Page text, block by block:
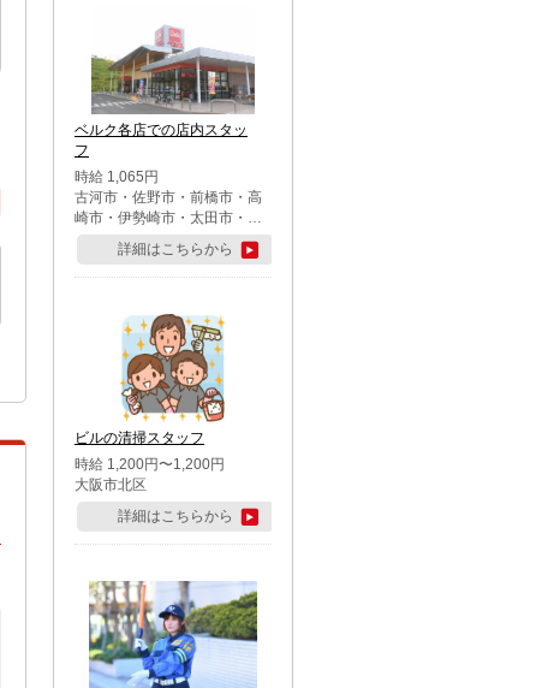
ベルク各店での店内スタッ
フ
時給 1,065円
古河市・佐野市・前橋市・高
崎市・伊勢崎市・太田市・館
林市・藤岡市・大泉町・さい
たま市北区・川越市・熊谷
市・行田市・秩父市・所沢
市・鶴ケ島市・千葉市中央
区・市川市・松戸市・習志野
市・柏市・流山市・八千代
市・足立区・江戸川区・八王
子市・町田市
詳細はこちらから
ビルの清掃スタッフ
時給 1,200円〜1,200円
大阪市北区
詳細はこちらから